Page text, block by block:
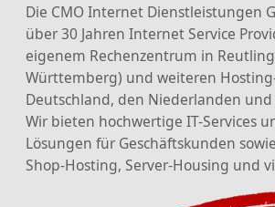
Die CMO Internet Dienstleistungen
über 30 Jahren Internet Service
eigenem Rechenzentrum in
Württemberg) und weiteren
Deutschland, den Niederlanden
Wir bieten hochwertige IT-Services
Lösungen für Geschäftskunden
Shop-Hosting, Server-Housing und